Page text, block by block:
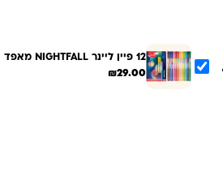
12 פיין ליינר NIGHTFALL מאפד
₪29.00